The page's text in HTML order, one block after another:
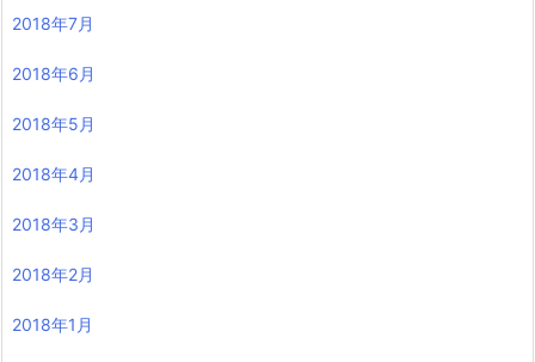
2018年7月
2018年6月
2018年5月
2018年4月
2018年3月
2018年2月
2018年1月